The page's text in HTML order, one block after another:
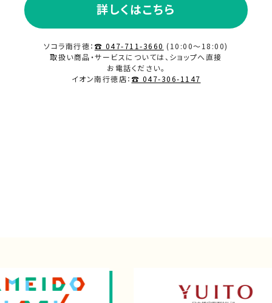
詳しくはこちら
ソコラ南行徳： ☎ 047-711-3660 (10:00～18:00)
取扱い商品・サービスについては、ショップへ直接
お電話ください。
イオン南行徳店： ☎ 047-306-1147